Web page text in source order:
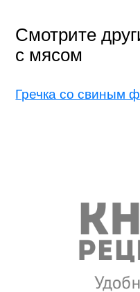
Смотрите
с мясом
Гречка со свиным